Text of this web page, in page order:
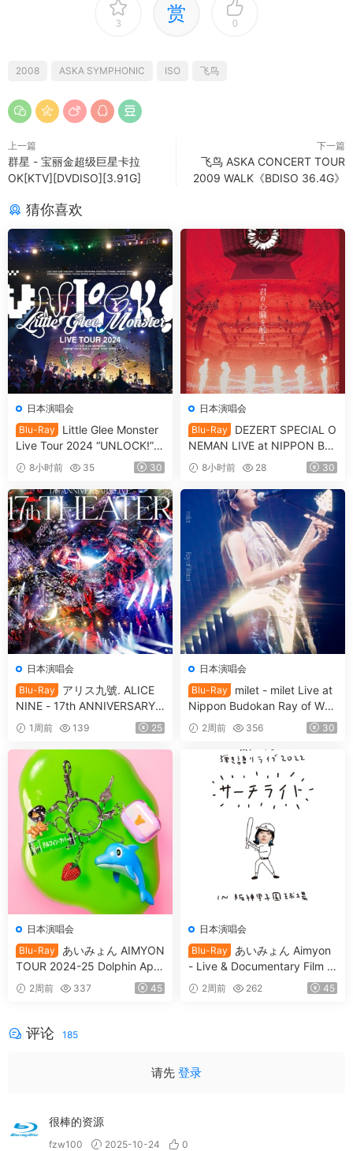
3 赏 0
2008 ASKA SYMPHONIC ISO 飞鸟
上一篇
群星 - 宝丽金超级巨星卡拉
OK[KTV][DVDISO][3.91G]
下一篇
飞鸟 ASKA CONCERT TOUR
2009 WALK《BDISO 36.4G》
猜你喜欢
日本演唱会
Blu-Ray
Little Glee Monster
Live Tour 2024 “UNLOCK!”
[2024.07.06] [自购原盘] [BDI
SO 39.8GB]
8小时前 35 30
日本演唱会
Blu-Ray
DEZERT SPECIAL O
NEMAN LIVE at NIPPON BU
DOKAN Kimi no shinzou o sa
waru 「君の心臓を触る」[20
25.05.14] [BDISO 41.1GB]
8小时前 28 30
日本演唱会
Blu-Ray
アリス九號. ALICE
NINE - 17th ANNIVERSARY L
IVE 『17th THEATER』CD+B
D [2021.12.29] [BDISO 20.9
GB]
1周前 139 25
日本演唱会
Blu-Ray
milet - milet Live at
Nippon Budokan Ray of Wat
er [2026.06.17] [BDISO 41.3
GB]
2周前 356 30
日本演唱会
Blu-Ray
あいみょん AIMYON
TOUR 2024-25 Dolphin Apar
tment IN Osaka Castle Hall
[2025.09.17] [BDISO 2BD 9
2周前 337 45
日本演唱会
Blu-Ray
あいみょん Aimyon
- Live & Documentary Film AI
MYON Acoustic Live 2022 -
Searchlight- in Hanshin Koshi
2周前 262 45
评论 185
请先 登录
很棒的资源
fzw100 2025-10-24 0